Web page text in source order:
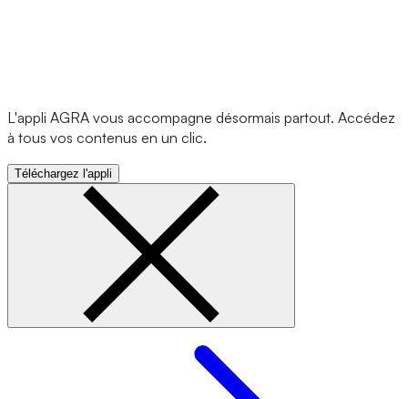
L'appli AGRA vous accompagne désormais partout. Accédez
à tous vos contenus en un clic.
Téléchargez l'appli